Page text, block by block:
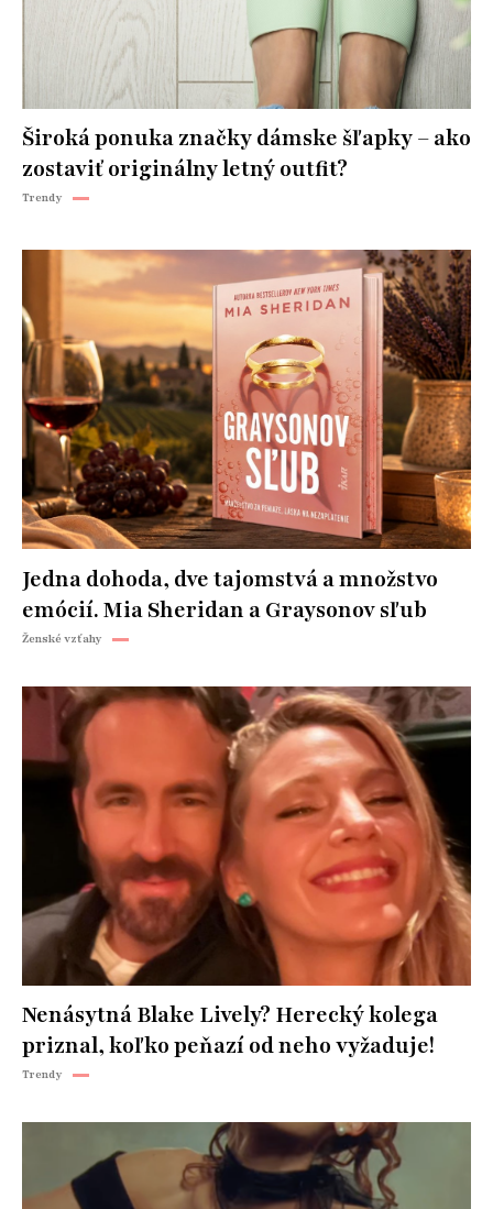
Široká ponuka značky dámske šľapky – ako
zostaviť originálny letný outfit?
Trendy
Jedna dohoda, dve tajomstvá a množstvo
emócií. Mia Sheridan a Graysonov sľub
Ženské vzťahy
Nenásytná Blake Lively? Herecký kolega
priznal, koľko peňazí od neho vyžaduje!
Trendy